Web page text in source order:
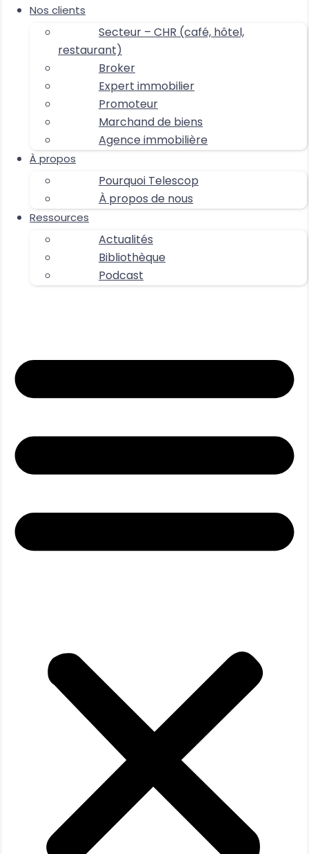
Nos clients
Secteur – CHR (café, hôtel,
restaurant)
Broker
Expert immobilier
Promoteur
Marchand de biens
Agence immobilière
À propos
Pourquoi Telescop
À propos de nous
Ressources
Actualités
Bibliothèque
Podcast